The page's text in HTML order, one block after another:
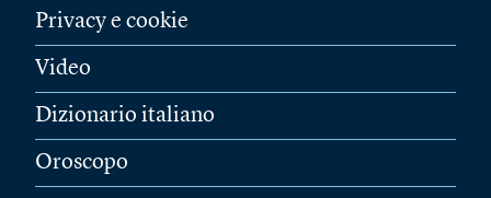
Privacy e cookie
Video
Dizionario italiano
Oroscopo